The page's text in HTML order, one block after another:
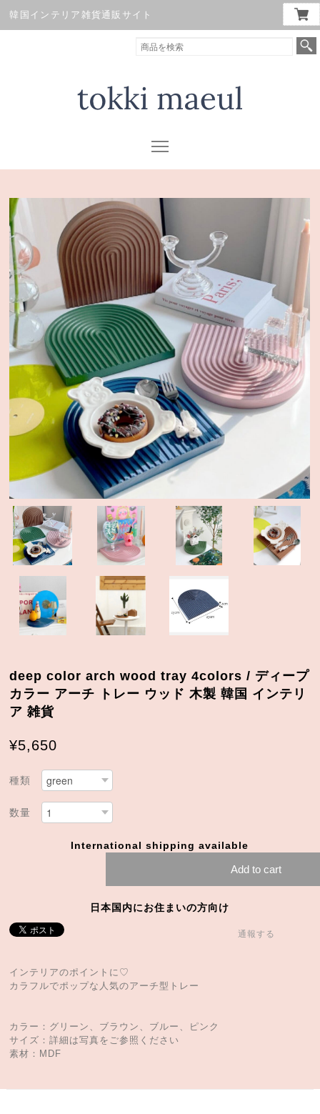
韓国インテリア雑貨通販サイト
deep color arch wood tray 4colors / ディープ
カラー アーチ トレー ウッド 木製 韓国 インテリ
ア 雑貨
¥5,650
種類
数量
International shipping available
Add to cart
日本国内にお住まいの方向け
通報する
インテリアのポイントに♡
カラフルでポップな人気のアーチ型トレー
カラー：グリーン、ブラウン、ブルー、ピンク
サイズ：詳細は写真をご参照ください
素材：MDF